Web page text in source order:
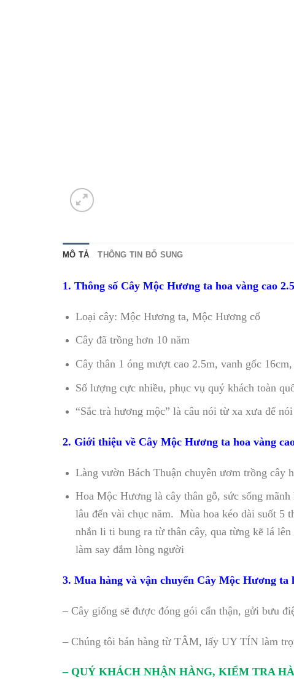
MÔ TẢ THÔNG TIN BỔ SUNG
1. Thông số Cây Mộc Hương ta hoa vàng cao
Loại cây: Mộc Hương ta, Mộc Hương cổ
Cây đã trồng hơn 10 năm
Cây thân 1 óng mượt cao 2.5m, vanh gốc
Số lượng cực nhiều, phục vụ quý khách toàn
“Sắc trà hương mộc” là câu nói từ xa xưa để
2. Giới thiệu về Cây Mộc Hương ta hoa vàng
Làng vườn Bách Thuận chuyên ươm trồng cây
Hoa Mộc Hương là cây thân gỗ, sức sống
lâu đến vài chục năm. Mùa hoa kéo dài suốt 5
nhắn li ti bung ra từ thân cây, qua từng kẽ lá
làm say đắm lòng người
3. Mua hàng và vận chuyển Cây Mộc Hương
– Cây giống sẽ được đóng gói cẩn thận, gửi bưu
– Chúng tôi bán hàng từ TÂM, lấy UY TÍN làm
– QUÝ KHÁCH NHẬN HÀNG, KIỂM TRA